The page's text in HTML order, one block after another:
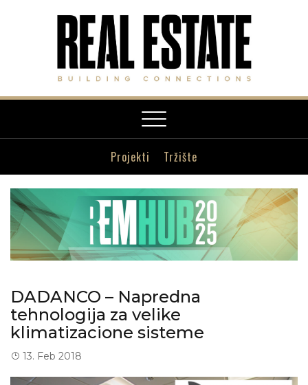
Toggle
navigation
Projekti Tržište
DADANCO – Napredna
tehnologija za velike
klimatizacione sisteme
13. Feb 2018